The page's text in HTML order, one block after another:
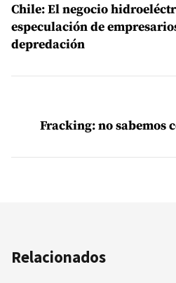
Chile: El negocio
especulación de
depredación
Fracking: no sabemos
Relacionados